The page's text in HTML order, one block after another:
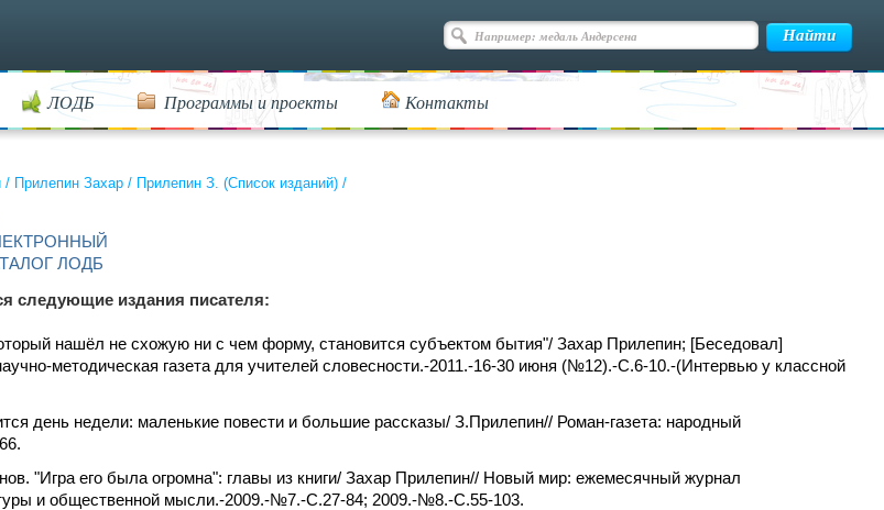
ЛОДБ Программы и проекты Контакты
/ Прилепин Захар / Прилепин З. (Список изданий) /
ЛОДБ
следующие издания писателя:
нашёл не схожую ни с чем форму, становится субъектом бытия"/ Захар Прилепин; [Беседовал]
методическая газета для учителей словесности.-2011.-16-30 июня (№12).-С.6-10.-(Интервью у классной
день недели: маленькие повести и большие рассказы/ З.Прилепин// Роман-газета: народный
"Игра его была огромна": главы из книги/ Захар Прилепин// Новый мир: ежемесячный журнал
и общественной мысли.-2009.-№7.-С.27-84; 2009.-№8.-С.55-103.